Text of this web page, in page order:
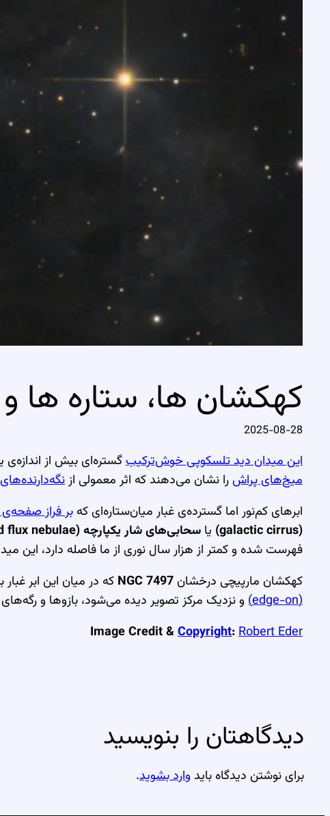
کهکشان ها، ستاره ها و
2025-08-28
این میدان دید تلسکوپی خوش‌ترکیبگستره‌ای بیش از
میخ‌های پراشرا نشان می‌دهند که اثر معمولی از
ابرهای کم‌نور اما گسترده‌ی غبار میان‌ستاره‌ای که بر فراز
(galactic cirrus)
یا سحابی‌های شار یکپارچه (integrated flux nebulae)
فهرست شده و کمتر از هزار سال نوری از ما فاصله دارد، این
کهکشان مارپیچی درخشان NGC 7497 که در میان این ابر غبار به‌ظاهر گرفتار
(edge-on)
و نزدیک مرکز تصویر دیده می‌شود، بازوها و
Image Credit &Copyright:Robert Eder
دیدگاهتان را بنویسید
برای نوشتن دیدگاه بایدوارد بشوید.